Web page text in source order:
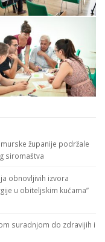
županije podržale
siromaštva
obnovljivih izvora
u obiteljskim kućama”
suradnjom do zdravijih i